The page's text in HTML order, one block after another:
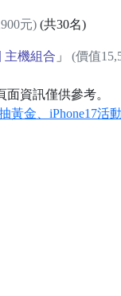
元)(共30名)
主機組合 」 (價值
資訊僅供參考。
黃金、iPhone17活